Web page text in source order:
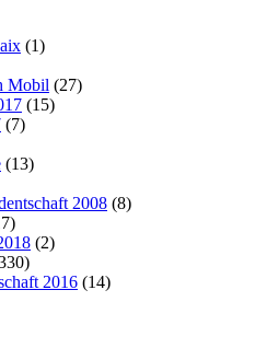
(1)
Mobil (27)
(15)
(7)
(13)
2008 (8)
(2)
2016 (14)